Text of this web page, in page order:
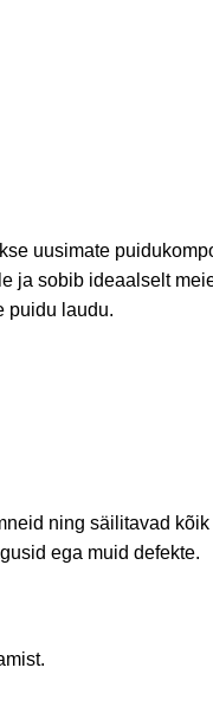
uusimate
ja sobib ideaalselt
puidu laudu.
ning säilitavad
ega muid defekte.